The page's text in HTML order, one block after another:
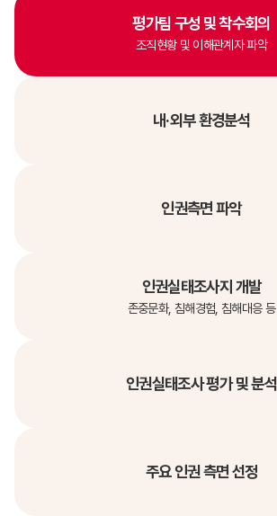
평가팀 구성 및 착수회의
조직현황 및 이해관계자 파악
내·외부 환경분석
인권측면 파악
인권실태조사지 개발
존중문화, 침해경험, 침해대응 등
인권실태조사 평가 및 분석
주요 인권 측면 선정